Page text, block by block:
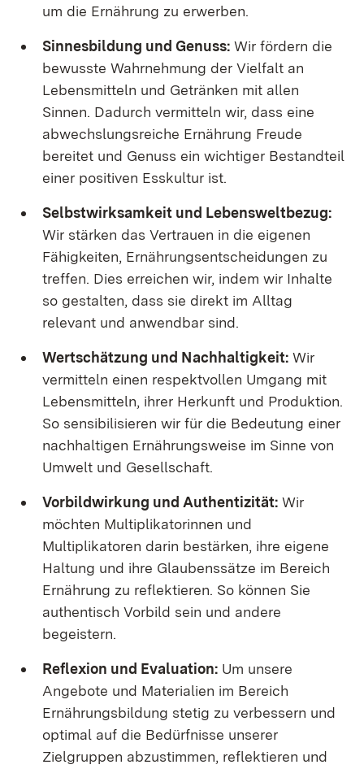
um die Ernährung zu erwerben.
Sinnesbildung und Genuss: Wir fördern die
bewusste Wahrnehmung der Vielfalt an
Lebensmitteln und Getränken mit allen
Sinnen. Dadurch vermitteln wir, dass eine
abwechslungsreiche Ernährung Freude
bereitet und Genuss ein wichtiger Bestandteil
einer positiven Esskultur ist.
Selbstwirksamkeit und Lebensweltbezug:
Wir stärken das Vertrauen in die eigenen
Fähigkeiten, Ernährungsentscheidungen zu
treffen. Dies erreichen wir, indem wir Inhalte
so gestalten, dass sie direkt im Alltag
relevant und anwendbar sind.
Wertschätzung und Nachhaltigkeit: Wir
vermitteln einen respektvollen Umgang mit
Lebensmitteln, ihrer Herkunft und Produktion.
So sensibilisieren wir für die Bedeutung einer
nachhaltigen Ernährungsweise im Sinne von
Umwelt und Gesellschaft.
Vorbildwirkung und Authentizität: Wir
möchten Multiplikatorinnen und
Multiplikatoren darin bestärken, ihre eigene
Haltung und ihre Glaubenssätze im Bereich
Ernährung zu reflektieren. So können Sie
authentisch Vorbild sein und andere
begeistern.
Reflexion und Evaluation: Um unsere
Angebote und Materialien im Bereich
Ernährungsbildung stetig zu verbessern und
optimal auf die Bedürfnisse unserer
Zielgruppen abzustimmen, reflektieren und